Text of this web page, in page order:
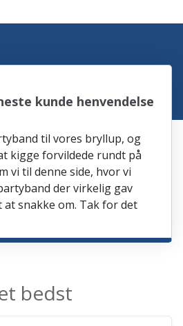
kunde henvendelse
til vores bryllup, og
kigge forvildede rundt på
vi til denne side, hvor vi
der virkelig gav
snakke om. Tak for det
bedst